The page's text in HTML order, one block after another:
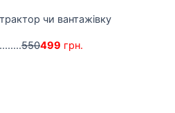
чи вантажівку
550499 грн.